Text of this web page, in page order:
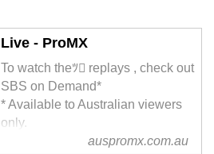
Live - ProMX
To watch theﾂ replays , check out
SBS on Demand*
* Available to Australian viewers
only.
auspromx.com.au